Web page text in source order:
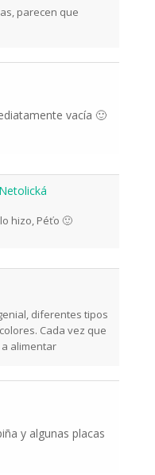
parecen que
vacía 🙂
hizo, Péťo 🙂
diferentes tipos
Cada vez que
alimentar
y algunas placas